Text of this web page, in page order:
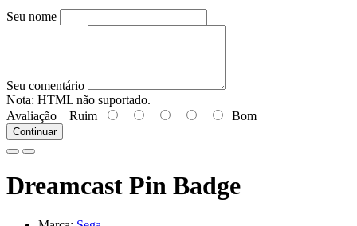
Seu nome
Seu comentário
Nota: HTML não suportado.
Avaliação Ruim Bom
Continuar
Dreamcast Pin Badge